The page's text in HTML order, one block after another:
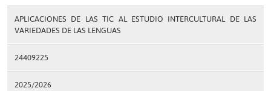
APLICACIONES DE LAS TIC AL ESTUDIO INTERCULTURAL DE LAS
VARIEDADES DE LAS LENGUAS
24409225
2025/2026